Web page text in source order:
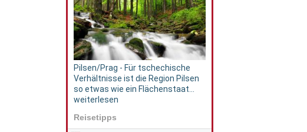
Pilsen/Prag - Für tschechische
Verhältnisse ist die Region Pilsen
so etwas wie ein Flächenstaat...
weiterlesen
Reisetipps